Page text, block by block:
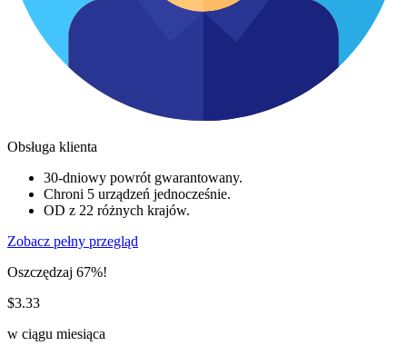
Obsługa klienta
30-dniowy powrót gwarantowany.
Chroni 5 urządzeń jednocześnie.
OD z 22 różnych krajów.
Zobacz pełny przegląd
Oszczędzaj 67%!
$3.33
w ciągu miesiąca